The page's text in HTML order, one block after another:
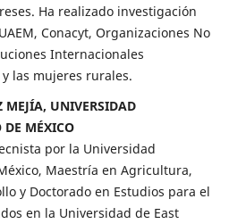
Ha realizado investigación
Conacyt, Organizaciones No
Internacionales
las mujeres rurales.
MEJÍA, UNIVERSIDAD
MÉXICO
por la Universidad
Maestría en Agricultura,
y Doctorado en Estudios para el
en la Universidad de East